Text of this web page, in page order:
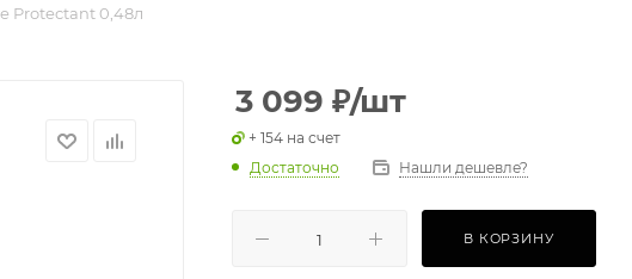
Protectant 0,48л
3 099 ₽/шт
+ 154 на счет
Достаточно
Нашли дешевле?
В КОРЗИНУ